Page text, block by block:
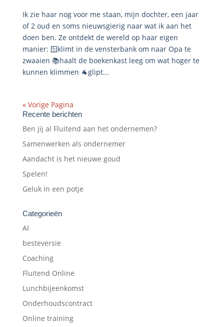
Ik zie haar nog voor me staan, mijn dochter, een jaar
of 2 oud en soms nieuwsgierig naar wat ik aan het
doen ben. Ze ontdekt de wereld op haar eigen
manier: 🪟klimt in de vensterbank om naar Opa te
zwaaien 📚haalt de boekenkast leeg om wat hoger te
kunnen klimmen 🐐glipt...
« Vorige Pagina
Recente berichten
Ben jij al Fluitend aan het ondernemen?
Samenwerken als ondernemer
Aandacht is het nieuwe goud
Spelen!
Geluk in een potje
Categorieën
AI
besteversie
Coaching
Fluitend Online
Lunchbijeenkomst
Onderhoudscontract
Online training